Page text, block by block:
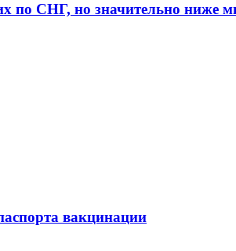
по СНГ, но значительно ниже
вакцинации